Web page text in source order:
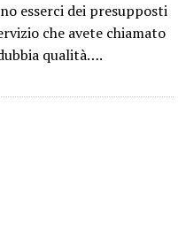
esserci dei presupposti
che avete chiamato
qualità….